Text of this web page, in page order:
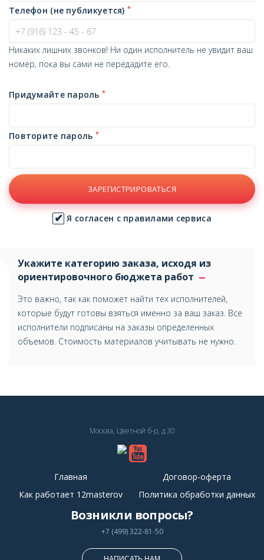
Телефон (не публикуется) *
Никаких лишних звонков! Ни один исполнитель не увидит ваш
номер, пока вы сами не передадите его.
Придумайте пароль*
Повторите пароль *
ЗАРЕГИСТРИРОВАТЬСЯ
Я согласен с правилами сервиса
Укажите категорию заказа, исходя из
ориентировочного бюджета работ
Это важно, так как поможет найти тех исполнителей,
которые будут готовы взяться именно за ваш заказ. Все
исполнители подписаны на заказы определенных
объемов. Стоимость материалов учитывать не нужно.
Москва, Цветной б-р, д.30
Главная
Договор-оферта
Как работает 12masterov
Политика обработки данных
Возникли вопросы?
+7 (499) 322-81-50